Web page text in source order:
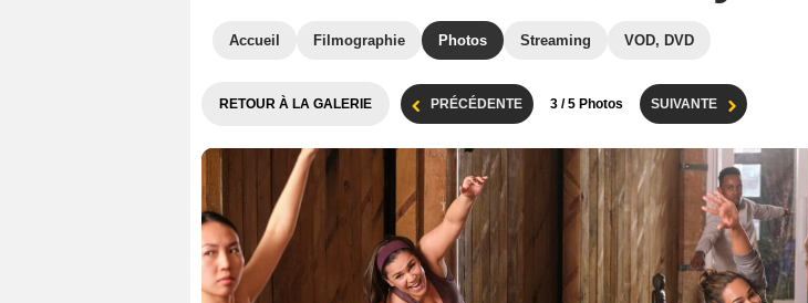
Accueil Filmographie Photos Streaming VOD, DVD
RETOUR À LA GALERIE PRÉCÉDENTE 3 / 5 Photos SUIVANTE